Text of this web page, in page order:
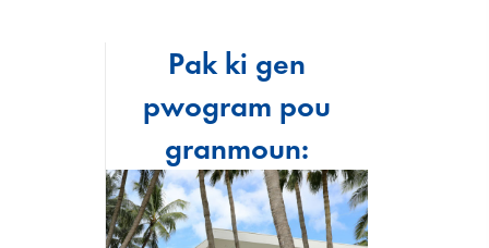
Pak ki gen
pwogram pou
granmoun: